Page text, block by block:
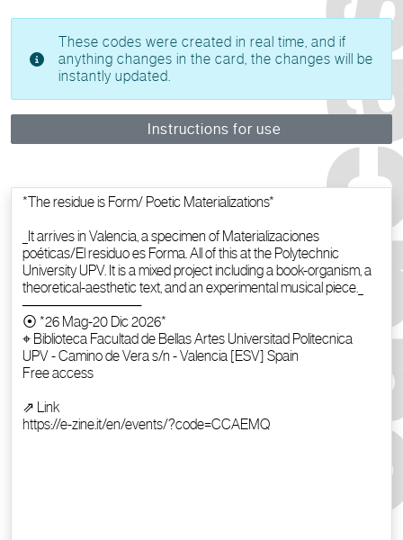
These codes were created in real time, and if
anything changes in the card, the changes will be
instantly updated.
Instructions for use